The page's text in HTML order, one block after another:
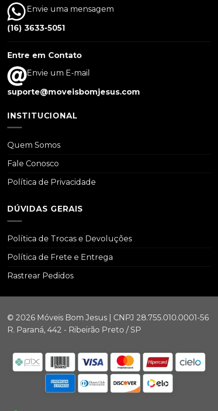
Envie uma mensagem
(16) 3633-5051
Entre em Contato
Envie um E-mail
suporte@moveisbomjesus.com
INSTITUCIONAL
Quem Somos
Fale Conosco
Política de Privacidade
DÚVIDAS GERAIS
Política de Trocas e Devoluções
Política de Frete e Entrega
Rastrear Pedidos
© 2026 Móveis Bom Jesus | CNPJ 28.755.010.0001-56
R. Paraná, 442 - Ribeirão Preto / SP